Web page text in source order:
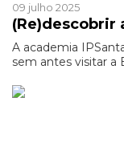
09 julho 2025
(Re)descobrir
A academia
sem antes visitar a